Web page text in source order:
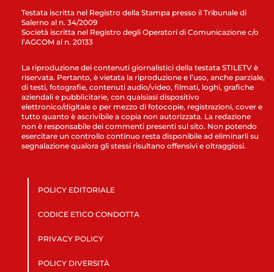
Testata iscritta nel Registro della Stampa presso il Tribunale di
Salerno al n. 34/2009
Società iscritta nel Registro degli Operatori di Comunicazione c/o
l’AGCOM al n. 20133
La riproduzione dei contenuti giornalistici della testata STILETV è
riservata. Pertanto, è vietata la riproduzione e l’uso, anche parziale,
di testi, fotografie, contenuti audio/video, filmati, loghi, grafiche
aziendali e pubblicitarie, con qualsiasi dispositivo
elettronico/digitale o per mezzo di fotocopie, registrazioni, cover e
tutto quanto è ascrivibile a copia non autorizzata. La redazione
non è responsabile dei commenti presenti sul sito. Non potendo
esercitare un controllo continuo resta disponibile ad eliminarli su
segnalazione qualora gli stessi risultano offensivi e oltraggiosi.
POLICY EDITORIALE
CODICE ETICO CONDOTTA
PRIVACY POLICY
POLICY DIVERSITÀ